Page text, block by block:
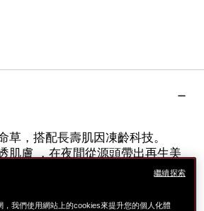
草，搭配長壽肌因凍齡科技。
肌膚 ，在夜間從源頭帶出再生美
而外展現出彈性、飽滿和充滿活力
，我們使用網站上的cookies來提升您的個人化體
繼續探索